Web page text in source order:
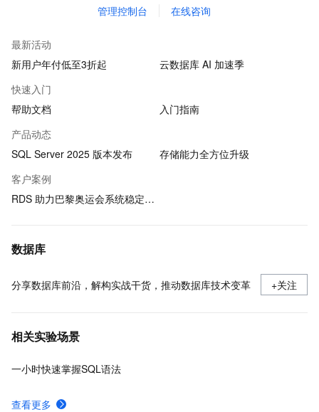
管理控制台 在线咨询
最新活动
新用户年付低至3折起
云数据库 AI 加速季
快速入门
帮助文档
入门指南
产品动态
SQL Server 2025 版本发布
存储能力全方位升级
客户案例
RDS 助力巴黎奥运会系统稳定运行
数据库
分享数据库前沿，解构实战干货，推动数据库技术变革 +关注
相关实验场景
一小时快速掌握SQL语法
查看更多